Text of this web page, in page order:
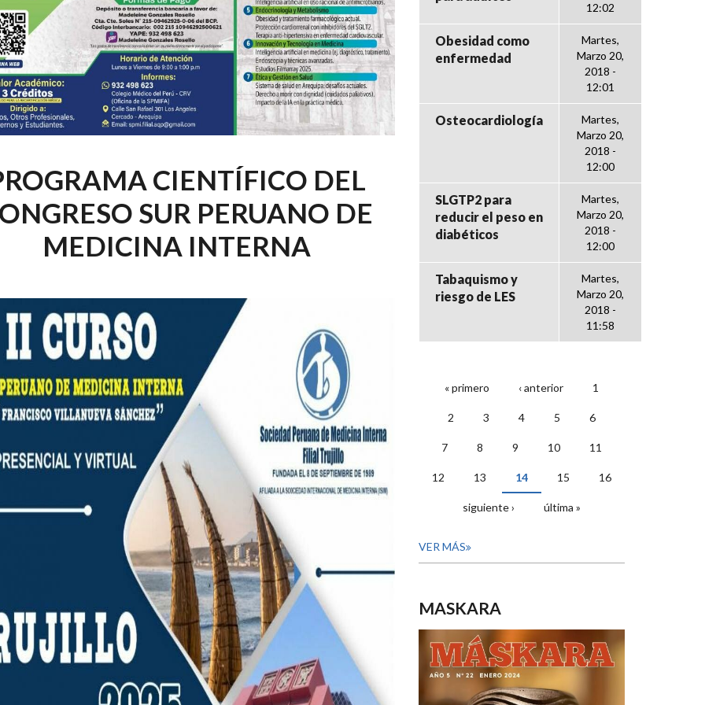
CIENTÍFICO DEL
SUR PERUANO DE
MEDICINA INTERNA
12:02
Obesidad como
enfermedad
Martes,
Marzo 20,
2018 -
12:01
Osteocardiología
Martes,
Marzo 20,
2018 -
12:00
SLGTP2 para
reducir el peso en
diabéticos
Martes,
Marzo 20,
2018 -
12:00
Tabaquismo y
riesgo de LES
Martes,
Marzo 20,
2018 -
11:58
PÁGINAS
« primero ‹ anterior 1
2 3 4 5 6
7 8 9 10 11
12 13 14 15 16
siguiente › última »
VER MÁS
MASKARA